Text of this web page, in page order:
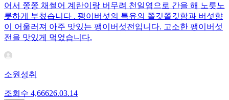
어서 쫑쫑 채썰어 계란이랑 버무려 천일염으로 간을 해 노릇노
릇하게 부쳤습니다 . 팽이버섯의 특유의 쫄깃쫄깃함과 버섯향
이 어울러져 아주 맛있는 팽이버섯전입니다. 고소한 팽이버섯
전을 맛있게 먹었습니다.
소원성취
조회수 4,66626.03.14